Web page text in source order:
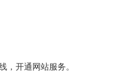
开通网站服务。